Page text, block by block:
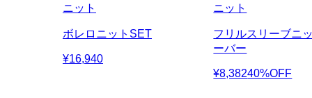
ニット
ボレロニットSET
¥16,940
ニット
フリルスリーブニ
ーバー
¥8,38240%OFF